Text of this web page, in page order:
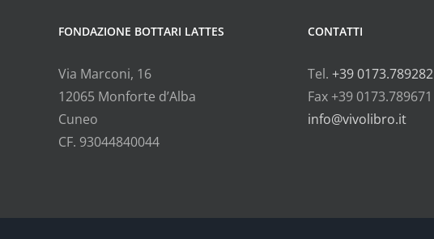
FONDAZIONE BOTTARI LATTES
Via Marconi, 16
12065 Monforte d’Alba
Cuneo
CF. 93044840044
CONTATTI
Tel. +39 0173.789282
Fax +39 0173.789671
info@vivolibro.it